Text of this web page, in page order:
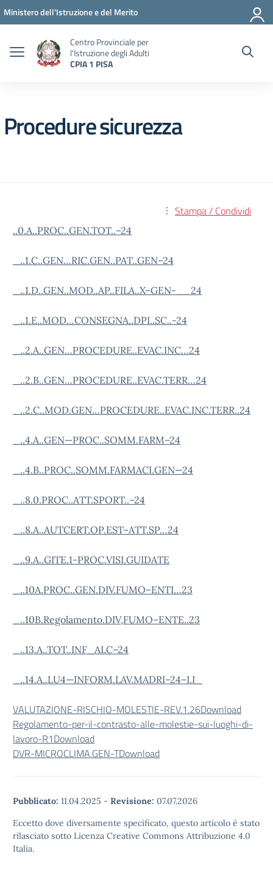
Vai ai contenuti
Vai al menu di navigazione
Vai al footer
Ministero dell'Istruzione e del Merito
Centro Provinciale per
l'Istruzione degli Adulti
CPIA 1 PISA
Procedure sicurezza
Stampa / Condividi
..0.A..PROC..GEN.TOT..–24
_..1.C..GEN…RIC.GEN..PAT..GEN–24
_..1.D..GEN..MOD..AP..FILA..X–GEN-__24
_..1.E..MOD…CONSEGNA..DPI..SC..-24
_..2.A..GEN…PROCEDURE..EVAC.INC…24
_..2.B..GEN…PROCEDURE..EVAC.TERR…24
_..2.C..MOD.GEN…PROCEDURE..EVAC.INC.TERR..24
_..4.A..GEN—PROC..SOMM.FARM–24
_..4.B..PROC..SOMM.FARMACI.GEN—24
_..8.0.PROC..ATT.SPORT..–24
_..8.A..AUTCERT.OP.EST–ATT.SP…24
_..9.A..GITE.1-PROC.VISI.GUIDATE
_..10A.PROC..GEN.DIV.FUMO–ENTI…23
_..10B.Regolamento.DIV,FUMO–ENTE..23
_..13.A..TOT..INF_ALC–24
_..14.A..LU4—INFORM.LAV.MADRI–24–I.I_
VALUTAZIONE-RISCHIO-MOLESTIE-REV.1.26Download
Regolamento-per-il-contrasto-alle-molestie-sui-luoghi-di-
lavoro-R1Download
DVR-MICROCLIMA.GEN-TDownload
Pubblicato: 11.04.2025 - Revisione: 07.07.2026
Eccetto dove diversamente specificato, questo articolo è stato
rilasciato sotto Licenza Creative Commons Attribuzione 4.0
Italia.